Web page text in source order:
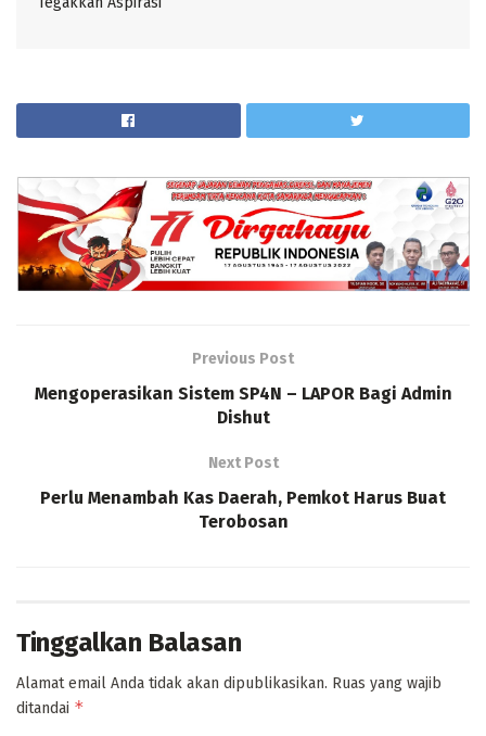
Previous Post
Mengoperasikan Sistem SP4N – LAPOR Bagi Admin
Dishut
Next Post
Perlu Menambah Kas Daerah, Pemkot Harus Buat
Terobosan
Tinggalkan Balasan
Alamat email Anda tidak akan dipublikasikan. Ruas yang wajib
ditandai *